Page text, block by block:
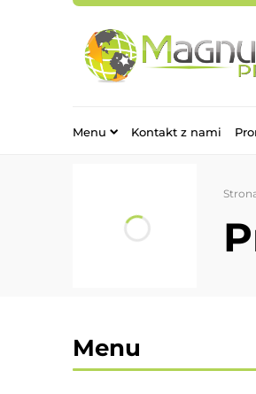
Menu Kontakt z nami
Menu